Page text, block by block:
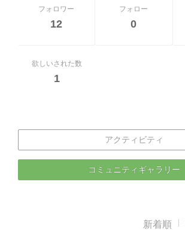
フォロワー
12
フォロー
0
欲しいされた数
1
アクティビティ
コミュニティギャラリー
新着順